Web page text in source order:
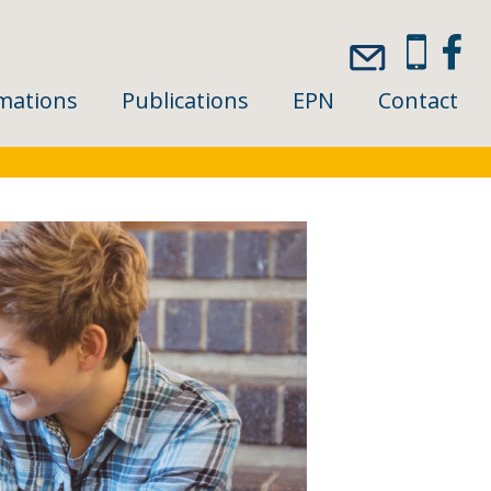
Publications EPN Contact